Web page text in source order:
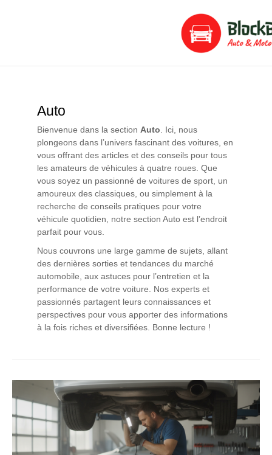
Auto
Bienvenue dans la section Auto . Ici, nous
plongeons dans l’univers fascinant des voitures, en
vous offrant des articles et des conseils pour tous
les amateurs de véhicules à quatre roues. Que
vous soyez un passionné de voitures de sport, un
amoureux des classiques, ou simplement à la
recherche de conseils pratiques pour votre
véhicule quotidien, notre section Auto est l’endroit
parfait pour vous.
Nous couvrons une large gamme de sujets, allant
des dernières sorties et tendances du marché
automobile, aux astuces pour l’entretien et la
performance de votre voiture. Nos experts et
passionnés partagent leurs connaissances et
perspectives pour vous apporter des informations
à la fois riches et diversifiées. Bonne lecture !
L’importance
cruciale
l’inspection
avant
l’achat